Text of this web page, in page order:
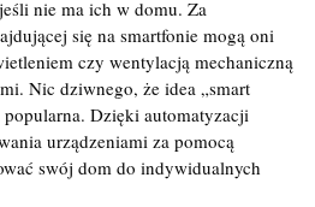
nie ma ich w domu. Za
się na smartfonie mogą oni
czy wentylacją mechaniczną
Nic dziwnego, że idea „smart
popularna. Dzięki automatyzacji
urządzeniami za pomocą
swój dom do indywidualnych